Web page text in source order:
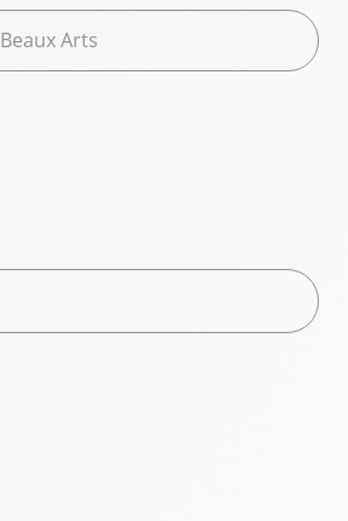
Beaux Arts